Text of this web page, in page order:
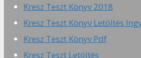
Kresz Teszt Könyv 2018
Kresz Teszt Könyv Letöltés
Kresz Teszt Könyv Pdf
Kresz Teszt Letöltés